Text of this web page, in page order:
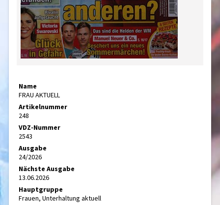
Name
FRAU AKTUELL
Artikelnummer
248
VDZ-Nummer
2543
Ausgabe
24/2026
Nächste Ausgabe
13.06.2026
Hauptgruppe
Frauen, Unterhaltung aktuell